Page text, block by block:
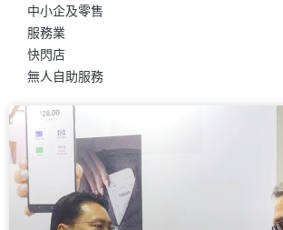
中小企及零售
服務業
快閃店
無人自助服務